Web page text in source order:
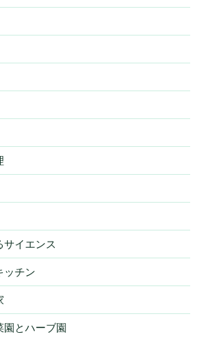
サイエンス
ッチン
園とハーブ園